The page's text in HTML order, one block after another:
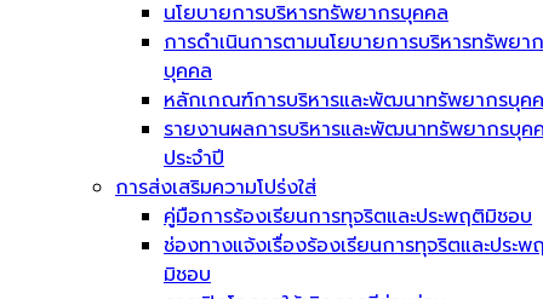
นโยบายการบริหารทรัพยากรบุคคล
การดำเนินการตามนโยบายการบริหารทรัพยา
บุคคล
หลักเกณฑ์การบริหารและพัฒนาทรัพยากรบุค
รายงานผลการบริหารและพัฒนาทรัพยากรบุค
ประจำปี
การส่งเสริมความโปร่งใส่
คู่มือการร้องเรียนการทุจริตและประพฤติมิชอบ
ช่องทางแจ้งเรื่องร้องเรียนการทุจริตและประพ
มิชอบ